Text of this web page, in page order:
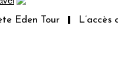
Tour L’accès